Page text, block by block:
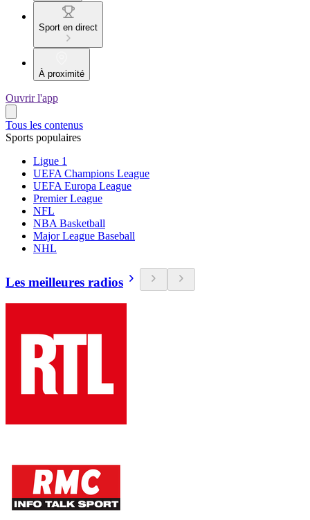
Sport en direct
À proximité
Ouvrir l'app
Tous les contenus
Sports populaires
Ligue 1
UEFA Champions League
UEFA Europa League
Premier League
NFL
NBA Basketball
Major League Baseball
NHL
Les meilleures radios